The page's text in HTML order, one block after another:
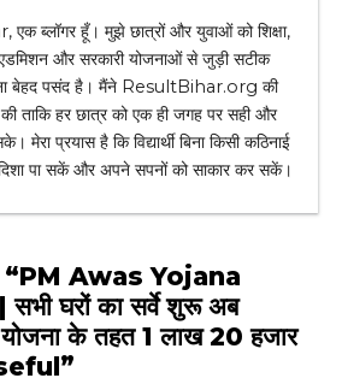
ब्लॉगर हूँ। मुझे छात्रों और युवाओं को शिक्षा,
और सरकारी योजनाओं से जुड़ी सटीक
बेहद पसंद है। मैंने ResultBihar.org की
ताकि हर छात्र को एक ही जगह पर सही और
मेरा प्रयास है कि विद्यार्थी बिना किसी कठिनाई
पा सकें और अपने सपनों को साकार कर सकें।
Awas Yojana
घरों का सर्वे शुरू अब
योजना के तहत 1 लाख 20 हजार